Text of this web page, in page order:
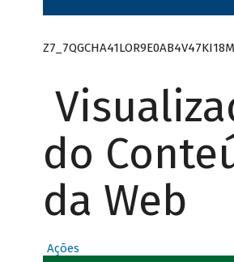
do
da Web
Ações